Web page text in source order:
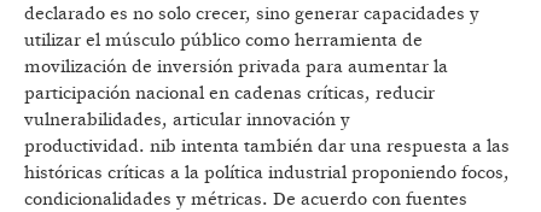
declarado es no solo crecer, sino generar capacidades y
utilizar el músculo público como herramienta de
movilización de inversión privada para aumentar la
participación nacional en cadenas críticas, reducir
vulnerabilidades, articular innovación y
productividad. nib intenta también dar una respuesta a las
históricas críticas a la política industrial proponiendo focos,
condicionalidades y métricas. De acuerdo con fuentes